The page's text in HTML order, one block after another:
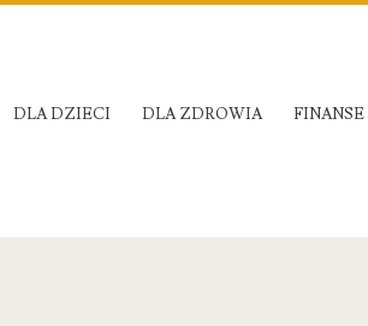
DLA DZIECI DLA ZDROWIA